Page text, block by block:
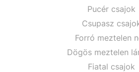
Pucér csajok
Csupasz
Forró meztelen
Dögös meztelen
Fiatal csajok